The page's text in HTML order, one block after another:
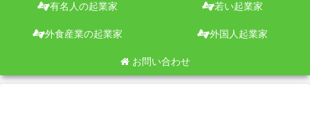
有名人の起業家 若い起業家
外食産業の起業家 外国人起業家
お問い合わせ